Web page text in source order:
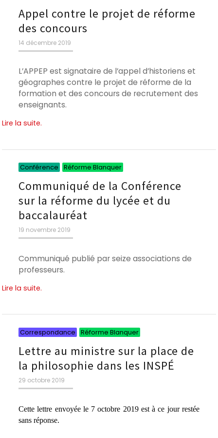
Appel contre le projet de réforme
des concours
Publié
le
14 décembre 2019
L’APPEP est signataire de l’appel d’historiens et
géographes contre le projet de réforme de la
formation et des concours de recrutement des
enseignants.
Lire la suite.
Conférence Réforme Blanquer
Communiqué de la Conférence
sur la réforme du lycée et du
baccalauréat
Publié
le
19 novembre 2019
Communiqué publié par seize associations de
professeurs.
Lire la suite.
Correspondance Réforme Blanquer
Lettre au ministre sur la place de
la philosophie dans les INSPÉ
Publié
le
29 octobre 2019
Cette lettre envoyée le 7 octobre 2019 est à ce jour restée
sans réponse.